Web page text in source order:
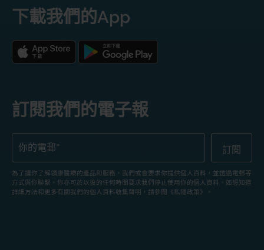
下載我們的App
訂閱我們的電子報
為了讓你了解領康醫療的產品和服務，我們或會要求你提供個人資料，並透過電郵等
方式與你聯繫。你亦可於以後的任何時間要求我們停止使用你的個人資料。如想知道
詳細方法和更多有關我們的個人資料收集聲明，請參閱《私隱政策》。